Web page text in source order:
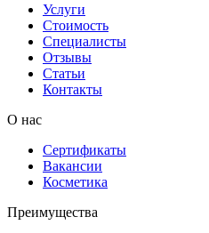
Услуги
Стоимость
Специалисты
Отзывы
Статьи
Контакты
О нас
Сертификаты
Вакансии
Косметика
Преимущества